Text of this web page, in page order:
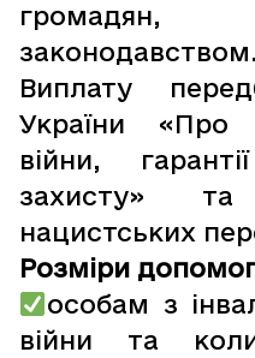
громадян,
законодавством.
Виплату
України «Про
війни,
захисту»
нацистських
Розміри
особам з
війни та